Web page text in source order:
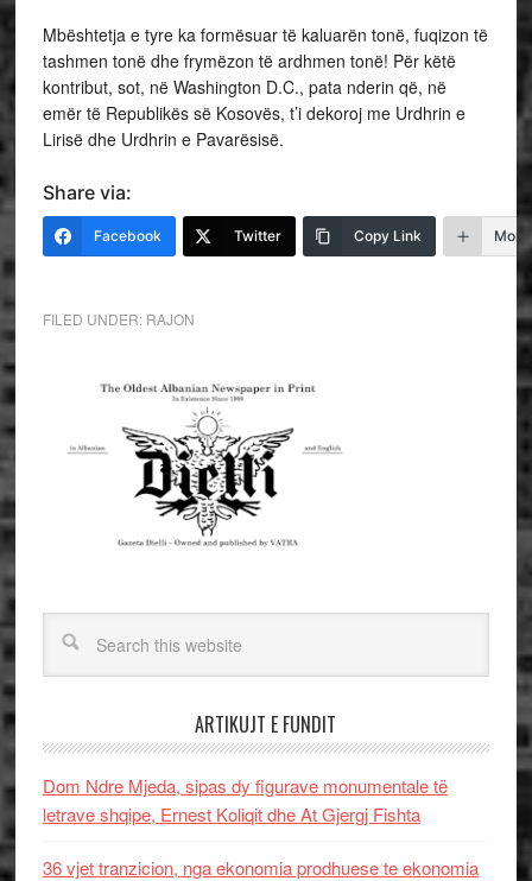
Mbështetja e tyre ka formësuar të kaluarën tonë, fuqizon të
tashmen tonë dhe frymëzon të ardhmen tonë! Për këtë
kontribut, sot, në Washington D.C., pata nderin që, në
emër të Republikës së Kosovës, t’i dekoroj me Urdhrin e
Lirisë dhe Urdhrin e Pavarësisë.
Share via:
Facebook Twitter Copy Link More
FILED UNDER: RAJON
ARTIKUJT E FUNDIT
Dom Ndre Mjeda, sipas dy figurave monumentale të
letrave shqipe, Ernest Koliqit dhe At Gjergj Fishta
36 vjet tranzicion, nga ekonomia prodhuese te ekonomia